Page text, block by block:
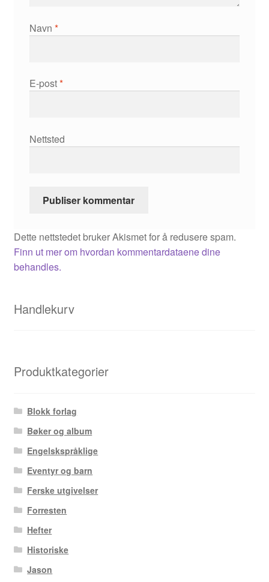
Max Estes
Ronny Haugeland
Rui Tenreiro
Rune Borvik
Sigbjørn Lilleeng
Siv Nordsveen / Silje Rønneberg Hogstad
Thomas Falla Eriksen
Tor Ærlig
Tore Strand Olsen
Trond Ivar Hansen
Xueting Yang
Navn *
E-post*
Nettsted
Dette nettstedet bruker Akismet for å redusere spam.
Finn ut mer om hvordan kommentardataene dine
behandles.
Handlekurv
Produktkategorier
Blokk forlag
Bøker og album
Engelskspråklige
Eventyr og barn
Ferske utgivelser
Forresten
Hefter
Historiske
Jason